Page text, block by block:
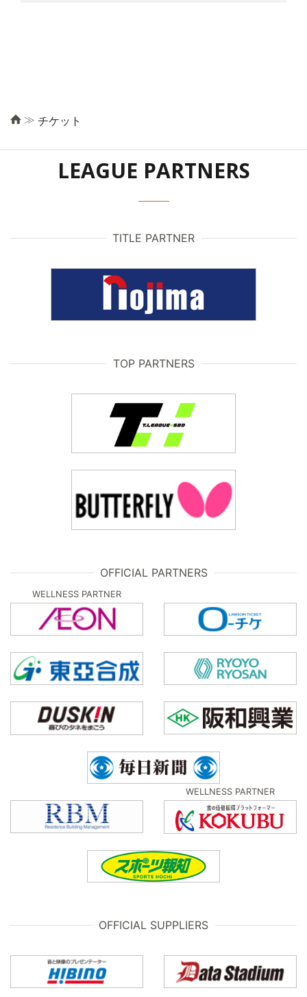
≫ チケット
LEAGUE PARTNERS
TITLE PARTNER
TOP PARTNERS
OFFICIAL PARTNERS
WELLNESS PARTNER
WELLNESS PARTNER
OFFICIAL SUPPLIERS